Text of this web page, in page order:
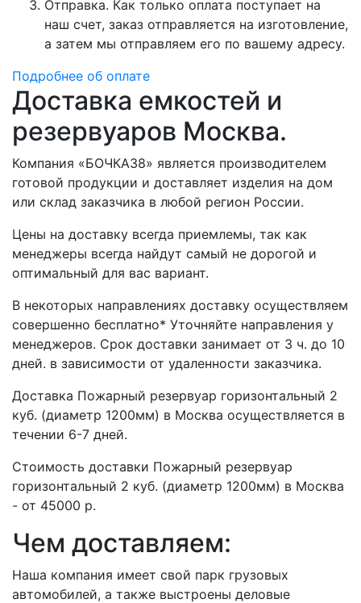
Отправка. Как только оплата поступает на
наш счет, заказ отправляется на изготовление,
а затем мы отправляем его по вашему адресу.
Подробнее об оплате
Доставка емкостей и
резервуаров Москва.
Компания «БОЧКА38» является производителем
готовой продукции и доставляет изделия на дом
или склад заказчика в любой регион России.
Цены на доставку всегда приемлемы, так как
менеджеры всегда найдут самый не дорогой и
оптимальный для вас вариант.
В некоторых направлениях доставку осуществляем
совершенно бесплатно* Уточняйте направления у
менеджеров. Срок доставки занимает от 3 ч. до 10
дней. в зависимости от удаленности заказчика.
Доставка Пожарный резервуар горизонтальный 2
куб. (диаметр 1200мм) в Москва осуществляется в
течении 6-7 дней.
Стоимость доставки Пожарный резервуар
горизонтальный 2 куб. (диаметр 1200мм) в Москва
- от 45000 р.
Чем доставляем:
Наша компания имеет свой парк грузовых
автомобилей, а также выстроены деловые